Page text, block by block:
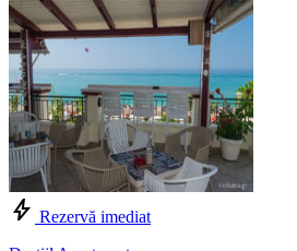
Rezervă imediat